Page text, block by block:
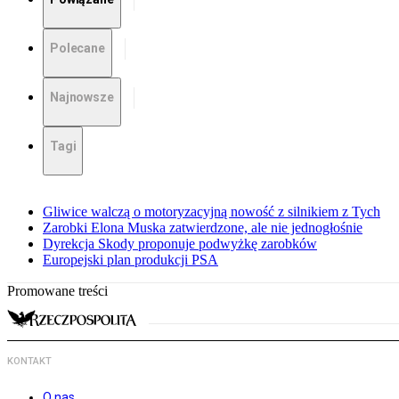
Polecane
Najnowsze
Tagi
Gliwice walczą o motoryzacyjną nowość z silnikiem z Tych
Zarobki Elona Muska zatwierdzone, ale nie jednogłośnie
Dyrekcja Skody proponuje podwyżkę zarobków
Europejski plan produkcji PSA
Promowane treści
KONTAKT